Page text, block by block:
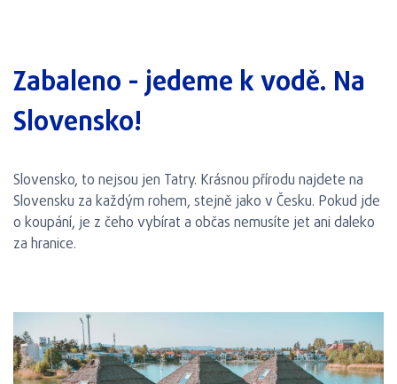
Zabaleno - jedeme k vodě. Na
Slovensko!
Slovensko, to nejsou jen Tatry. Krásnou přírodu najdete na
Slovensku za každým rohem, stejně jako v Česku. Pokud jde
o koupání, je z čeho vybírat a občas nemusíte jet ani daleko
za hranice.